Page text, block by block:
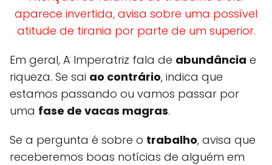
aparece invertida, avisa sobre uma possível
atitude de tirania por parte de um superior.
Em geral, A Imperatriz fala de abundância e
riqueza. Se sai ao contrário, indica que
estamos passando ou vamos passar por
uma fase de vacas magras.
Se a pergunta é sobre o trabalho, avisa que
receberemos boas notícias de alguém em